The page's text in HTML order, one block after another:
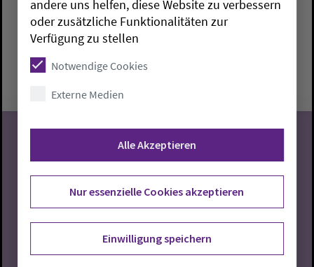
Brake:Paul-Gerhardt-Haus
Montag, 10.8.2026, 10-11:30 Uhr
10
08.2026
andere uns helfen, diese Website zu verbessern
oder zusätzliche Funktionalitäten zur
Verfügung zu stellen
Notwendige Cookies
Externe Medien
Alle Akzeptieren
Nur essenzielle Cookies akzeptieren
Einwilligung speichern